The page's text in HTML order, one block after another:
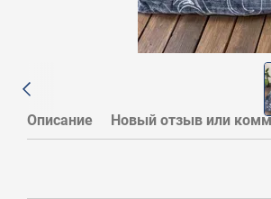
Описание Новый отзыв или